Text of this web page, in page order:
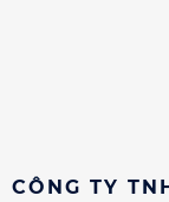
CÔNG TY